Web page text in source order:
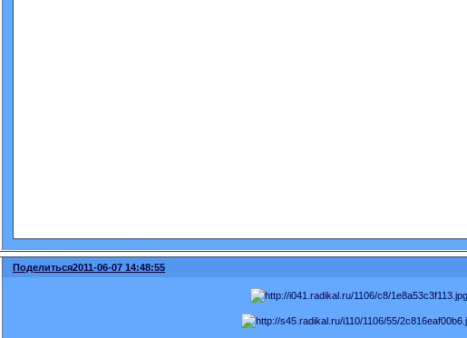
Поделиться2011-06-07 14:48:55